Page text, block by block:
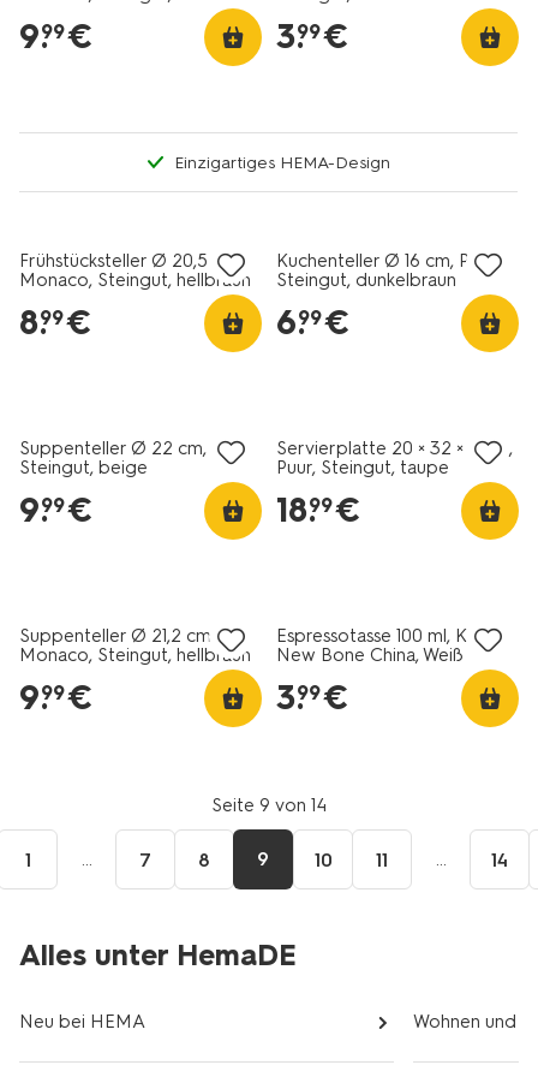
9.
99€ 3.
99€
Einzigartiges HEMA-Design
Frühstücksteller Ø 20,5 cm,
Monaco, Steingut, hellbraun
8.
99€
Kuchenteller Ø 16 cm, Puur,
Steingut, dunkelbraun
6.
99€
Suppenteller Ø 22 cm, Puur,
Steingut, beige
9.
99€
Servierplatte 20 × 32 × 3 cm,
Puur, Steingut, taupe
18.
99€
Suppenteller Ø 21,2 cm,
Monaco, Steingut, hellbraun
9.
99€
Espressotasse 100 ml, Knap,
New Bone China, Weiß
3.
99€
Seite 9 von 14
1 ... 7 8 9 10 11 ... 14
Alles unter HemaDE
Neu bei HEMA Wohnen und